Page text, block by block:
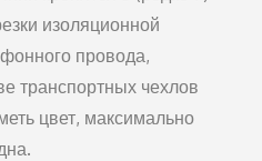
изоляционной
провода,
транспорт­ных чехлов
цвет, максимально